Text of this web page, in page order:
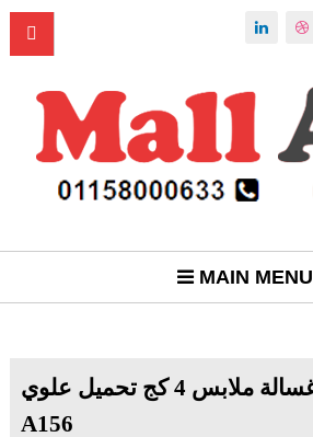
MAIN MENU
يونيون اير غسالة ملابس 4 كج تحميل علوي
A156